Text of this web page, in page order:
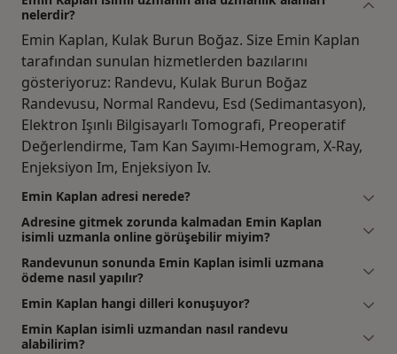
nelerdir?
Emin Kaplan, Kulak Burun Boğaz. Size Emin Kaplan
tarafından sunulan hizmetlerden bazılarını
gösteriyoruz: Randevu, Kulak Burun Boğaz
Randevusu, Normal Randevu, Esd (Sedimantasyon),
Elektron Işınlı Bilgisayarlı Tomografi, Preoperatif
Değerlendirme, Tam Kan Sayımı-Hemogram, X-Ray,
Enjeksiyon Im, Enjeksiyon Iv.
Emin Kaplan adresi nerede?
Adresine gitmek zorunda kalmadan Emin Kaplan
isimli uzmanla online görüşebilir miyim?
Randevunun sonunda Emin Kaplan isimli uzmana
ödeme nasıl yapılır?
Emin Kaplan hangi dilleri konuşuyor?
Emin Kaplan isimli uzmandan nasıl randevu
alabilirim?